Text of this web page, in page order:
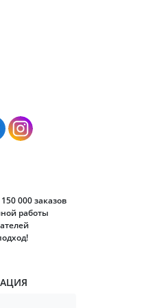
000 заказов
работы